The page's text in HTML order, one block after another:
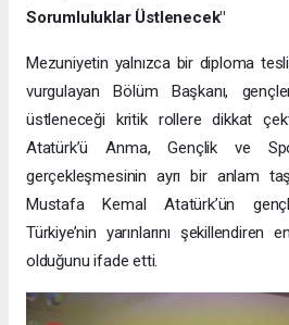
Sorumluluklar Üstlenecek"
Mezuniyetin yalnızca bir diploma
vurgulayan Bölüm Başkanı,
üstleneceği kritik rollere dikkat
Atatürk’ü Anma, Gençlik ve
gerçekleşmesinin ayrı bir anlam
Mustafa Kemal Atatürk’ün
Türkiye’nin yarınlarını
olduğunu ifade etti.